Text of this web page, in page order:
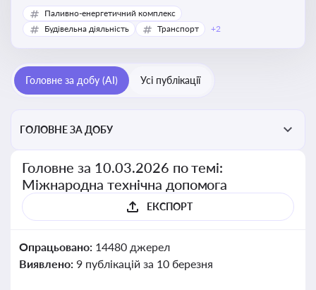
адміністрування і контролю технічної допомоги, що
надається Україні з-за кордону, і є критично
Паливно-енергетичний комплекс
Будівельна діяльність
Транспорт +2
Головне за добу (AI) Усі публікації
ГОЛОВНЕ ЗА ДОБУ
Головне за 10.03.2026 по темі:
Міжнародна технічна допомога
ЕКСПОРТ
Опрацьовано: 14480 джерел
Виявлено: 9 публікацій за 10 березня